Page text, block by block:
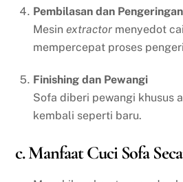
Pembilasan dan Pengeringan
Mesin extractor menyedot
mempercepat proses
Finishing dan Pewangi
Sofa diberi pewangi khusus
kembali seperti baru.
c. Manfaat Cuci Sofa